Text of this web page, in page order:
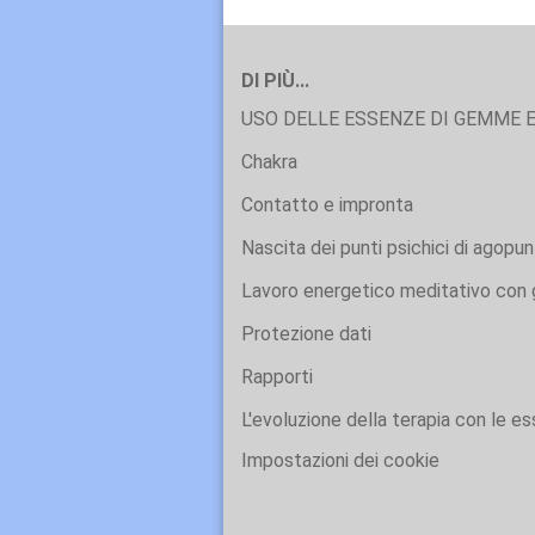
DI PIÙ...
USO DELLE ESSENZE DI GEMME
Chakra
Contatto e impronta
Nascita dei punti psichici di
Lavoro energetico meditativo con
Protezione dati
Rapporti
L'evoluzione della terapia con le
Impostazioni dei cookie